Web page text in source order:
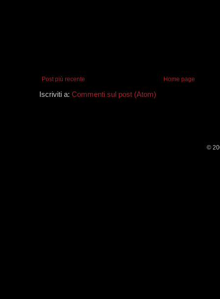
Post più recente Home page
Iscriviti a: Commenti sul post (Atom)
©